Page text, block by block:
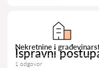
Nekretnine i
Ispravni
1 odgovor